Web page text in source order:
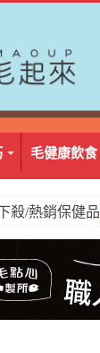
毛健康飲食
殺/熱銷保健品
囤/阿姆好棒棒